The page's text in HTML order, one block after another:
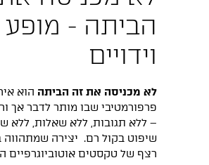
הביתה - מופע
וידויים
לא מכניסה את זה הביתה הוא
פרפורמטיבי שבו מותר לדבר אך
– ללא תגובות, ללא שאלות, ללא
שיפוט בקול רם. יצירה שמתהווה
רצף של טקסטים אוטוביוגרפיים